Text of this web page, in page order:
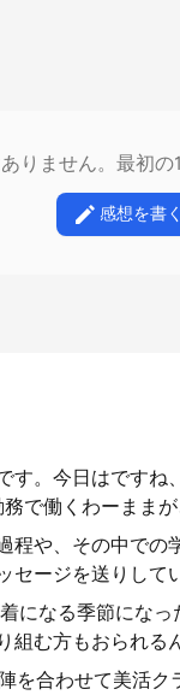
りません。最初の
感想を書く
す。今日はです
で働くわーまま
程や、その中で
ージを送りして
になる季節にな
む方もおられる
を合わせて美活